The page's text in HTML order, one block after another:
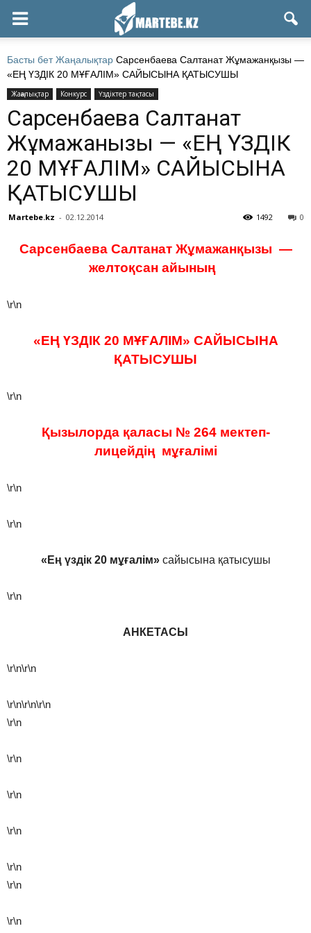
Басты бет Жаңалықтар Сарсенбаева Салтанат Жұмажанқызы —
«ЕҢ ҮЗДІК 20 МҰҒАЛІМ» САЙЫСЫНА ҚАТЫСУШЫ
Жаңалықтар Конкурс Үздіктер тақтасы
Сарсенбаева Салтанат
Жұмажанқызы — «ЕҢ ҮЗДІК
20 МҰҒАЛІМ» САЙЫСЫНА
ҚАТЫСУШЫ
Martebe.kz - 02.12.2014 0
1492
Сарсенбаева Салтанат Жұмажанқызы —
желтоқсан айының
\r\n
«ЕҢ ҮЗДІК 20 МҰҒАЛІМ» САЙЫСЫНА
ҚАТЫСУШЫ
\r\n
Қызылорда қаласы № 264 мектеп-
лицейдің мұғалімі
\r\n
\r\n
«Ең үздік 20 мұғалім»сайысына қатысушы
\r\n
АНКЕТАСЫ
\r\n\r\n
\r\n\r\n\r\n
\r\n
\r\n
\r\n
\r\n
\r\n
\r\n
\r\n